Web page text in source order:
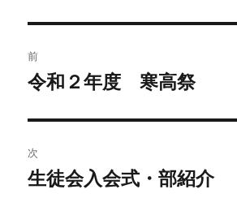
稿
ビ
ゲ
前
前
投
稿:
令和２年度 寒高祭
次
次
生徒会入会式・部紹介